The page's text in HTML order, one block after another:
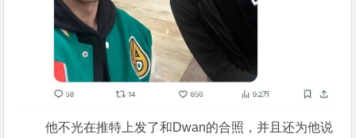
他不光在推特上发了和Dwan的合照，并且还为他说